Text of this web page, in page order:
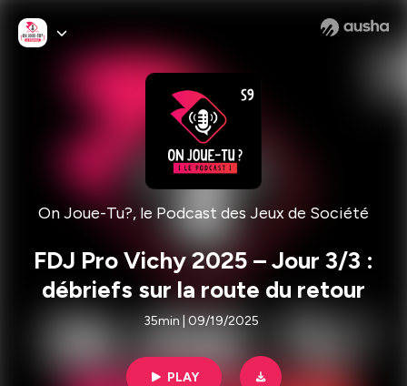
On Joue-Tu?, le Podcast des Jeux de Société
FDJ Pro Vichy 2025 – Jour 3/3 :
débriefs sur la route du retour
35min | 09/19/2025
PLAY